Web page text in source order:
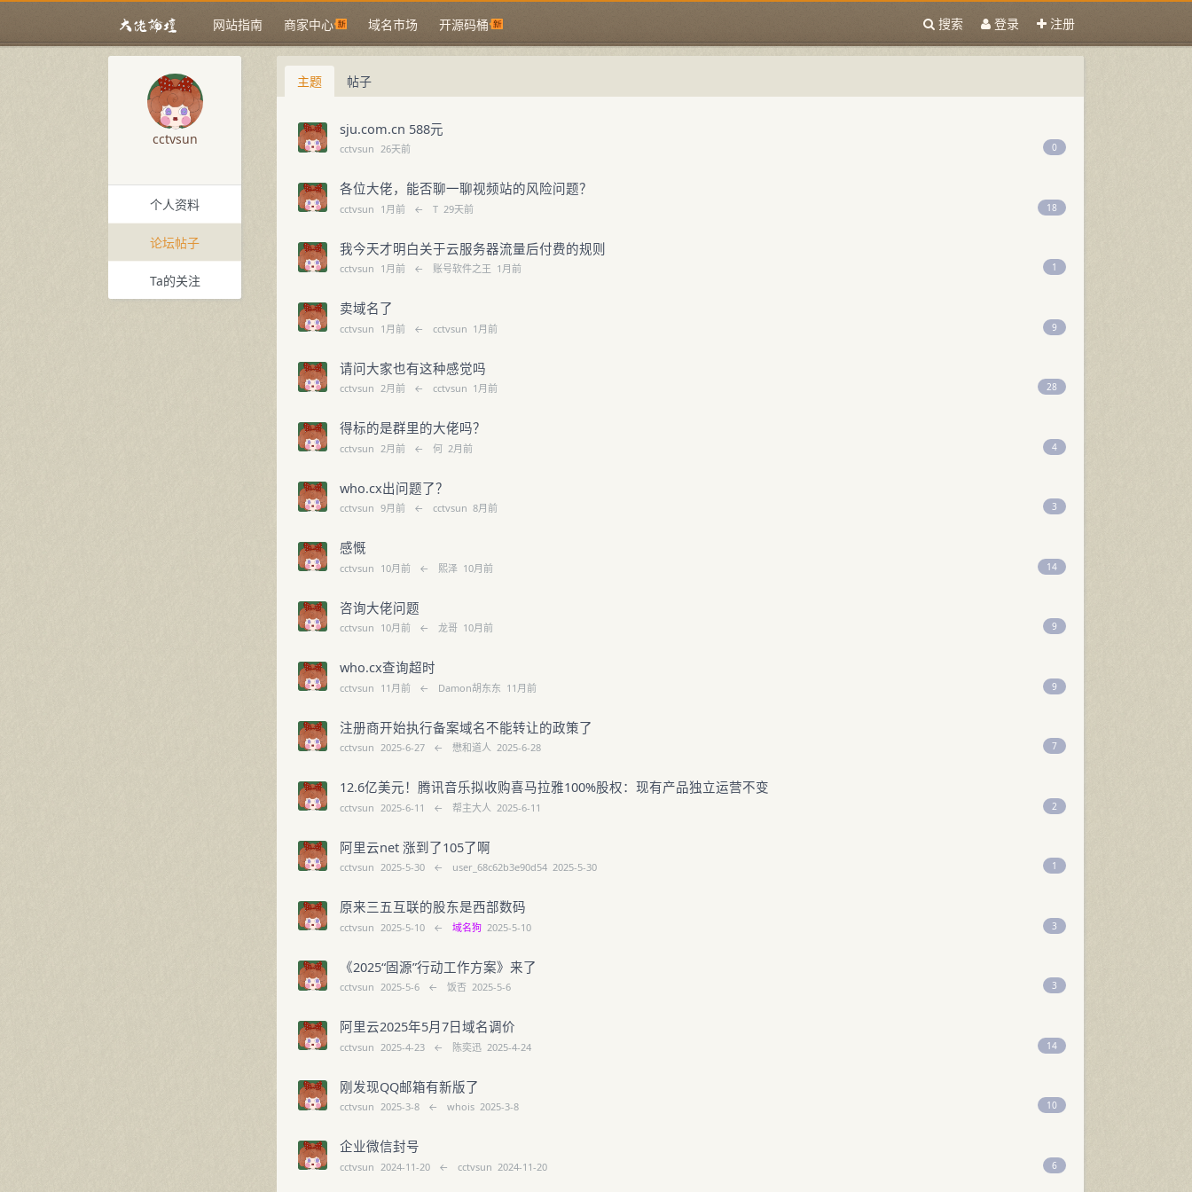
网站指南 商家中心 域名市场 开源码桶 搜索 登录 注册
cctvsun
个人资料
论坛帖子
Ta的关注
主题 帖子
sju.com.cn 588元
cctvsun 26天前 0
各位大佬，能否聊一聊视频站的风险问题？
cctvsun 1月前 ← T 29天前 18
我今天才明白关于云服务器流量后付费的规则
cctvsun 1月前 ← 账号软件之王 1月前 1
卖域名了
cctvsun 1月前 ← cctvsun 1月前 9
请问大家也有这种感觉吗
cctvsun 2月前 ← cctvsun 1月前 28
得标的是群里的大佬吗？
cctvsun 2月前 ← 何 2月前 4
who.cx出问题了？
cctvsun 9月前 ← cctvsun 8月前 3
感慨
cctvsun 10月前 ← 熙泽 10月前 14
咨询大佬问题
cctvsun 10月前 ← 龙哥 10月前 9
who.cx查询超时
cctvsun 11月前 ← Damon胡东东 11月前 9
注册商开始执行备案域名不能转让的政策了
cctvsun 2025-6-27 ← 懋和道人 2025-6-28 7
12.6亿美元！腾讯音乐拟收购喜马拉雅100%股权：现有产品独立运营不变
cctvsun 2025-6-11 ← 帮主大人 2025-6-11 2
阿里云net 涨到了105了啊
cctvsun 2025-5-30 ← user_68c62b3e90d54 2025-5-30 1
原来三五互联的股东是西部数码
cctvsun 2025-5-10 ← 域名狗 2025-5-10 3
《2025“固源”行动工作方案》来了
cctvsun 2025-5-6 ← 饭否 2025-5-6 3
阿里云2025年5月7日域名调价
cctvsun 2025-4-23 ← 陈奕迅 2025-4-24 14
刚发现QQ邮箱有新版了
cctvsun 2025-3-8 ← whois 2025-3-8 10
企业微信封号
cctvsun 2024-11-20 ← cctvsun 2024-11-20 6